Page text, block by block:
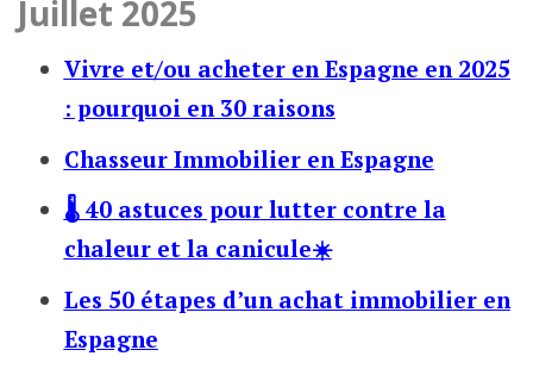
Juillet 2025
Vivre et/ou acheter en Espagne en 2025
: pourquoi en 30 raisons
Chasseur Immobilier en Espagne
🌡️ 40 astuces pour lutter contre la
chaleur et la canicule☀️
Les 50 étapes d’un achat immobilier en
Espagne